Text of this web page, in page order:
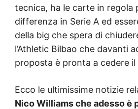
tecnica, ha le carte in regola
differenza in Serie A ed
della big che spera di
l’Athletic Bilbao che davanti
proposta è pronta a cedere
Ecco le ultimissime notizie
Nico Williams che adesso è